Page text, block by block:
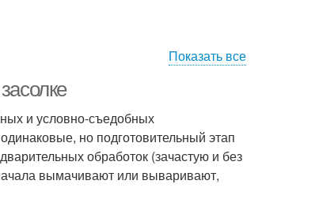
Показать все
и условно-съедобных
но подготовительный этап
обработок (зачастую и без
вымачивают или вываривают,